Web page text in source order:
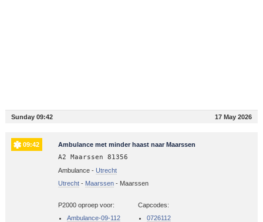
Sunday 09:42 17 May 2026
09:42 Ambulance met minder haast naar Maarssen
A2 Maarssen 81356
Ambulance - Utrecht
Utrecht- Maarssen- Maarssen
P2000 oproep voor:
Ambulance-09-112
Capcodes:
0726112